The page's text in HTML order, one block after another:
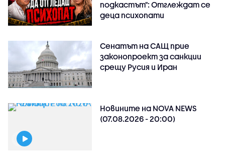
подкастът": Отглеждат се
деца психопати
Сенатът на САЩ прие
законопроект за санкции
срещу Русия и Иран
Новините на NOVA NEWS
(07.08.2026 - 20:00)